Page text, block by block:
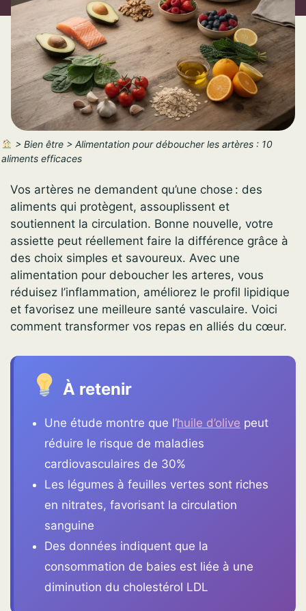
> Bien être> Alimentation pour déboucher les artères : 10
aliments efficaces
Vos artères ne demandent qu’une chose : des
aliments qui protègent, assouplissent et
soutiennent la circulation. Bonne nouvelle, votre
assiette peut réellement faire la différence grâce à
des choix simples et savoureux. Avec une
alimentation pour deboucher les arteres, vous
réduisez l’inflammation, améliorez le profil lipidique
et favorisez une meilleure santé vasculaire. Voici
comment transformer vos repas en alliés du cœur.
À retenir
Une étude montre que l’huile d’olive peut
réduire le risque de maladies
cardiovasculaires de 30%
Les légumes à feuilles vertes sont riches
en nitrates, favorisant la circulation
sanguine
Des données indiquent que la
consommation de baies est liée à une
diminution du cholestérol LDL